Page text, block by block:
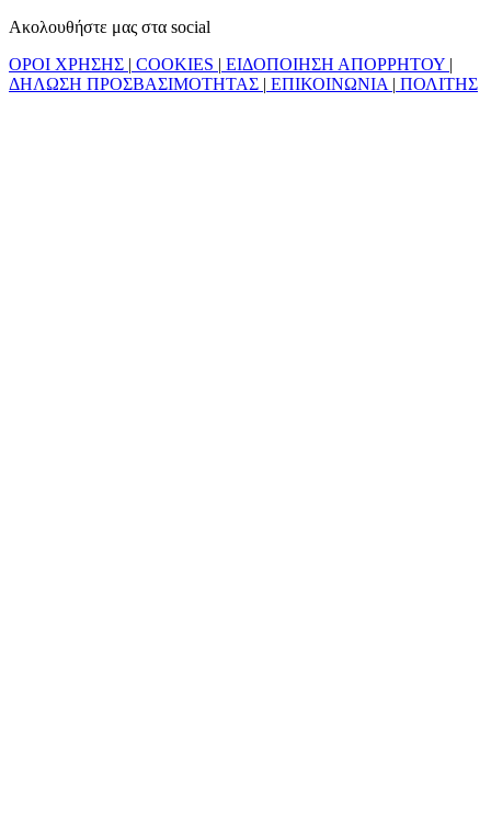
Ακολουθήστε μας στα social
ΟΡΟΙ ΧΡΗΣΗΣ | COOKIES | ΕΙΔΟΠΟΙΗΣΗ ΑΠΟΡΡΗΤΟΥ |
ΔΗΛΩΣΗ ΠΡΟΣΒΑΣΙΜΟΤΗΤΑΣ | ΕΠΙΚΟΙΝΩΝΙΑ | ΠΟΛΙΤΗΣ